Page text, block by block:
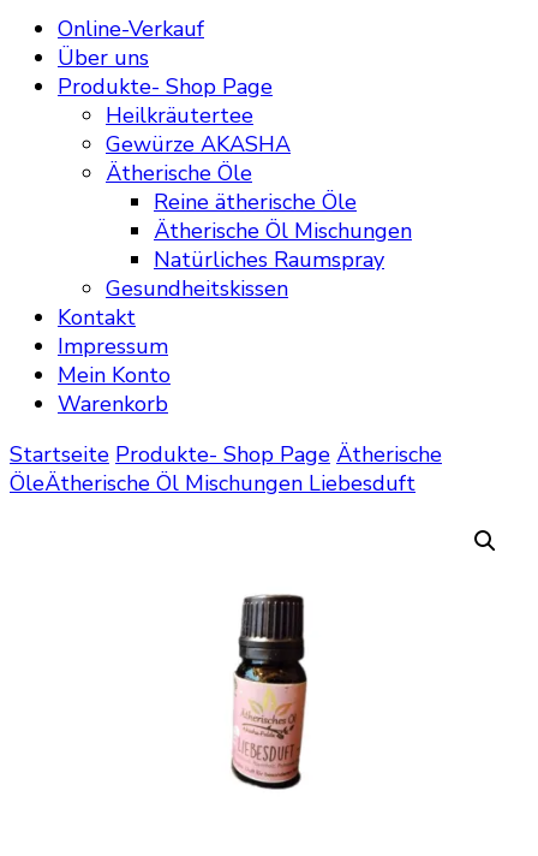
Online-Verkauf
Über uns
Produkte- Shop Page
Heilkräutertee
Gewürze AKASHA
Ätherische Öle
Reine ätherische Öle
Ätherische Öl Mischungen
Natürliches Raumspray
Gesundheitskissen
Kontakt
Impressum
Mein Konto
Warenkorb
Startseite Produkte- Shop Page Ätherische
ÖleÄtherische Öl Mischungen Liebesduft